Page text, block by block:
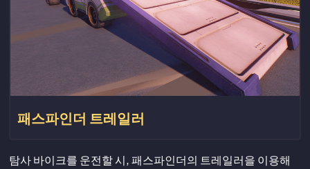
패스파인더 트레일러
탐사 바이크를 운전할 시, 패스파인더의 트레일러을 이용해